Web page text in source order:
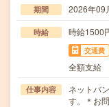
期間 2026年09
時給 時給1500
交通費
全額支給
仕事内容
ネットバ
す。＊お